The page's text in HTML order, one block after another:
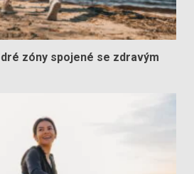
zóny spojené se zdravým